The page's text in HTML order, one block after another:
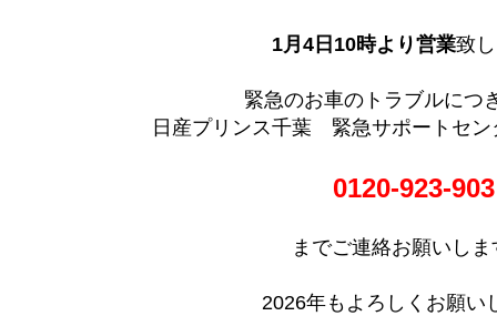
1月4日10時より営業致
緊急のお車のトラブルにつ
日産プリンス千葉 緊急サポートセン
0120-923-903
までご連絡お願いしま
2026年もよろしくお願い